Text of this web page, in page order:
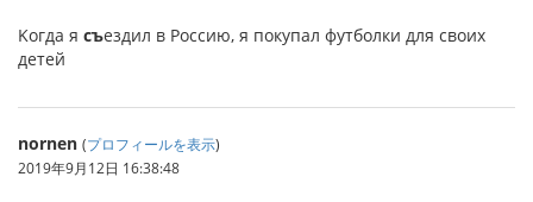
Kогда я съездил в Россию, я покупал футболки для своих
детей
nornen (プロフィールを表示)
2019年9月12日 16:38:48